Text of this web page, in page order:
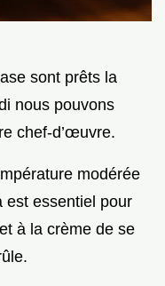
sont prêts la
nous pouvons
chef-d’œuvre.
modérée
est essentiel pour
à la crème de se